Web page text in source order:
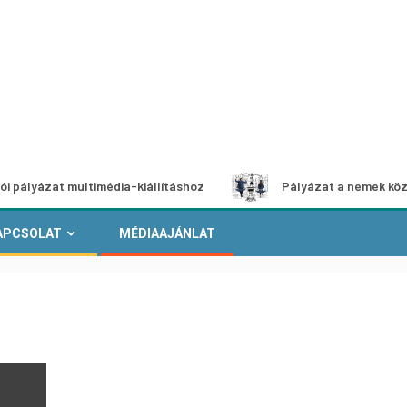
multimédia-kiállításhoz Pályázat a nemek közötti
MÉDIAAJÁNLAT